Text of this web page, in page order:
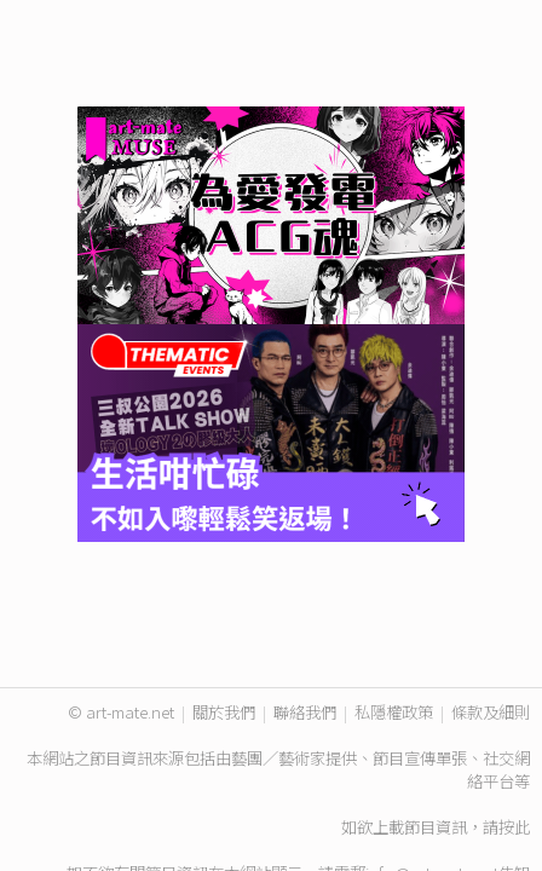
© art-mate.net | 關於我們 | 聯絡我們 | 私隱權政策 | 條款及細則
本網站之節目資訊來源包括由藝團／藝術家提供、節目宣傳單張、社交網
絡平台等
如欲上載節目資訊，請按此